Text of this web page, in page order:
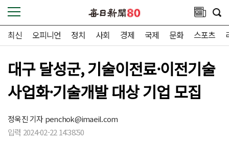
최신 오피니언 정치 사회 경제 국제 문화 스포츠
대구 달성군, 기술이전료·이전기술
사업화·기술개발 대상 기업 모집
정욱진 기자penchok@imaeil.com
입력 2024-02-22 14:38:50